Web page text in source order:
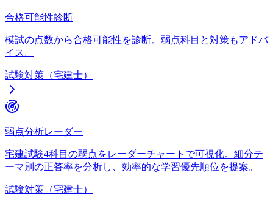
合格可能性診断
模試の点数から合格可能性を診断。弱点科目と対策もアドバ
イス。
試験対策（宅建士）
弱点分析レーダー
宅建試験4科目の弱点をレーダーチャートで可視化。細分テ
ーマ別の正答率を分析し、効率的な学習優先順位を提案。
試験対策（宅建士）